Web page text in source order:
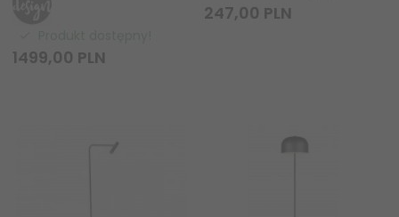
1499,00 PLN
247,00 PLN